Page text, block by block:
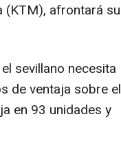
(KTM), afrontará su
sevillano necesita
de ventaja sobre el
en 93 unidades y